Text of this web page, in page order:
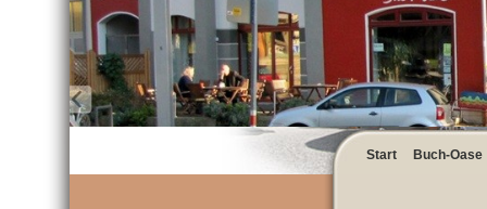
Start Buch-Oase